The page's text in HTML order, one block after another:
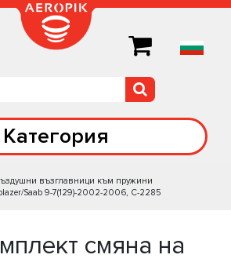
Категория
възглавници към пружини
Saab 9-7(129)-2002-2006, C-2285
смяна на